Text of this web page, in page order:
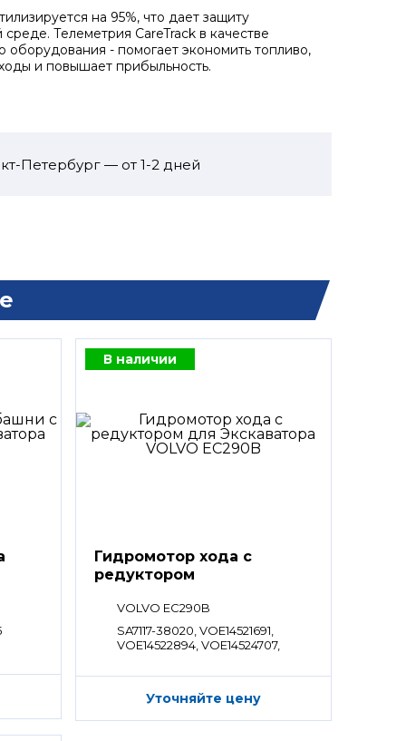
на 95%, что дает защиту
Телеметрия CareTrack в качестве
оборудования - помогает экономить топливо,
и повышает прибыльность.
Петербург — от 1-2 дней
В наличии
Гидромотор хода с
редуктором
VOLVO EC290B
SA7117-38020, VOE14521691,
VOE14522894, VOE14524707,
VOE14521839, VOE14522919,
VOE14723004
Уточняйте цену